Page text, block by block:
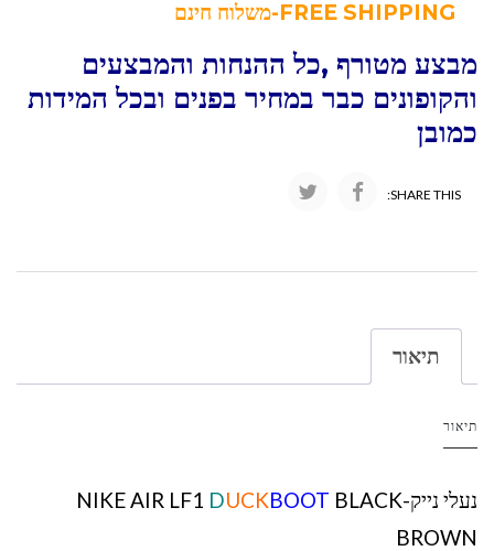
מבצע מטורף ,כל ההנחות והמבצעים
והקופונים כבר במחיר בפנים ובכל המידות
כמובן
SHARE THIS:
תיאור
תיאור
נעלי נייק-NIKE AIR LF1 DUCKBOOT BLACK
BROWN